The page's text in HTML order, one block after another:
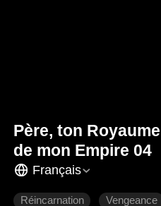
Père, ton
de mon Empire 04
Français
Réincarnation Vengeance